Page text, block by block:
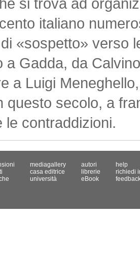
italiano
«sospetto» verso
a Gadda, da
a Luigi
questo secolo, a
le contraddizioni.
mediagallery
casa editrice
università
autori
librerie
eBook
help
richiedi